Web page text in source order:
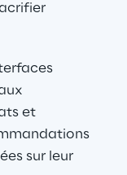
et
sur leur